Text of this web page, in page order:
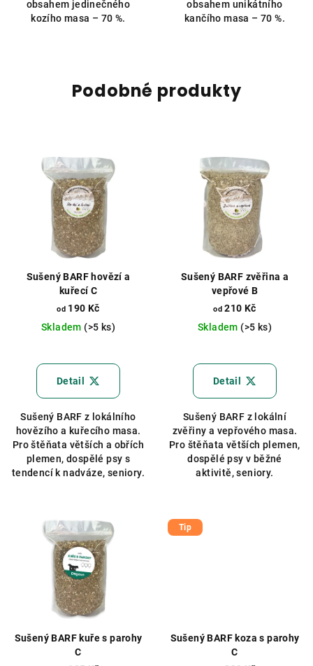
hvězdiček.
obsahem jedinečného
kozího masa – 70 %.
hvězdiček.
obsahem unikátního
kančího masa – 70 %.
Podobné produkty
Sušený BARF hovězí a
kuřecí C
od 190 Kč
Skladem (>5 ks)
Detail
Sušený BARF z lokálního
hovězího a kuřecího masa.
Pro štěňata větších a obřích
plemen, dospělé psy s
tendencí k nadváze, seniory.
Sušený BARF zvěřina a
vepřové B
od 210 Kč
Skladem (>5 ks)
Detail
Sušený BARF z lokální
zvěřiny a vepřového masa.
Pro štěňata větších plemen,
dospělé psy v běžné
aktivitě, seniory.
Sušený BARF kuře s parohy
C
Tip
Sušený BARF koza s parohy
C